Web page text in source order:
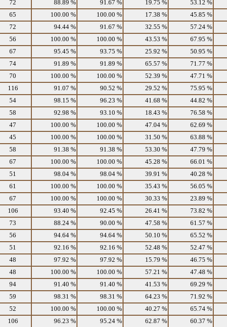
72 88.89 % 91.67 % 19.75 % 53.12 %
65 100.00 % 100.00 % 17.38 % 45.85 %
72 94.44 % 91.67 % 32.55 % 57.24 %
56 100.00 % 100.00 % 43.53 % 67.95 %
67 95.45 % 93.75 % 25.92 % 50.95 %
74 91.89 % 91.89 % 65.57 % 71.77 %
70 100.00 % 100.00 % 52.39 % 47.71 %
116 91.07 % 90.52 % 29.52 % 75.95 %
54 98.15 % 96.23 % 41.68 % 44.82 %
58 92.98 % 93.10 % 18.43 % 76.58 %
47 100.00 % 100.00 % 47.04 % 62.69 %
45 100.00 % 100.00 % 31.50 % 63.88 %
58 91.38 % 91.38 % 53.30 % 47.79 %
67 100.00 % 100.00 % 45.28 % 66.01 %
51 98.04 % 98.04 % 39.91 % 40.28 %
61 100.00 % 100.00 % 35.43 % 56.05 %
67 100.00 % 100.00 % 30.33 % 23.89 %
106 93.40 % 92.45 % 26.41 % 73.82 %
73 88.24 % 90.00 % 47.58 % 61.57 %
56 94.64 % 94.64 % 50.10 % 65.52 %
51 92.16 % 92.16 % 52.48 % 52.47 %
48 97.92 % 97.92 % 15.79 % 46.75 %
48 100.00 % 100.00 % 57.21 % 47.48 %
94 91.40 % 91.40 % 41.53 % 69.29 %
59 98.31 % 98.31 % 64.23 % 71.92 %
52 100.00 % 100.00 % 40.27 % 65.74 %
106 96.23 % 95.24 % 62.87 % 60.37 %